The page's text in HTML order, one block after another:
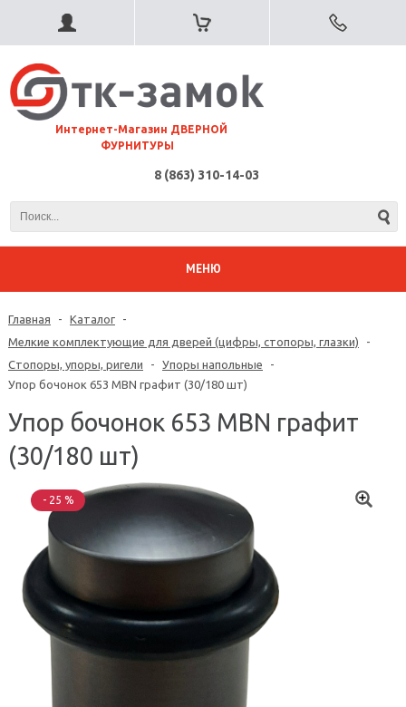
⠀Интернет-Магазин ДВЕРНОЙ
ФУРНИТУРЫ
8 (863) 310-14-03
МЕНЮ
Главная - Каталог
-
Мелкие комплектующие для дверей (цифры, стопоры, глазки)
-
Стопоры, упоры, ригели
- Упоры напольные
-
Упор бочонок 653 MBN графит (30/180 шт)
Упор бочонок 653 MBN графит
(30/180 шт)
- 25 %